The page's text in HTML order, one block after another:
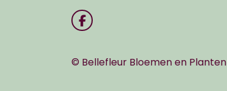
© Bellefleur Bloemen en Planten